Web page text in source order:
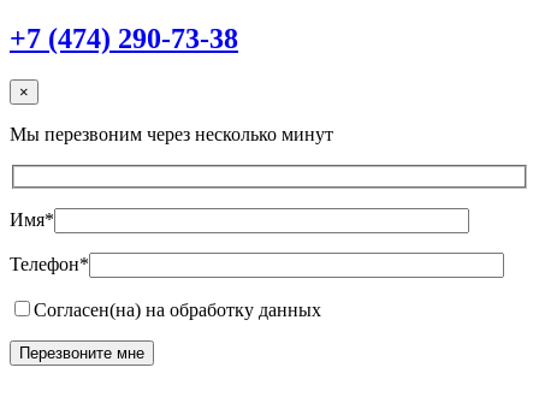
+7 (474) 290-73-38
×
Мы перезвоним через несколько минут
Имя*
Телефон*
Согласен(на) на обработку данных